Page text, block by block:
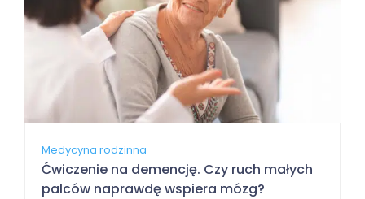
Medycyna rodzinna
Ćwiczenie na demencję. Czy ruch małych
palców naprawdę wspiera mózg?